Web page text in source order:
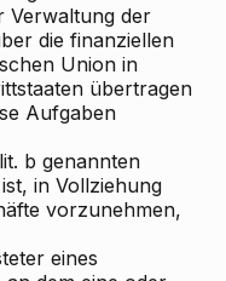
Verwaltung der
die finanziellen
Union in
übertragen
Aufgaben
b genannten
in Vollziehung
vorzunehmen,
eines